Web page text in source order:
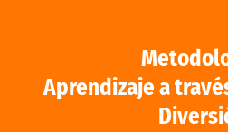
Aprendizaje a